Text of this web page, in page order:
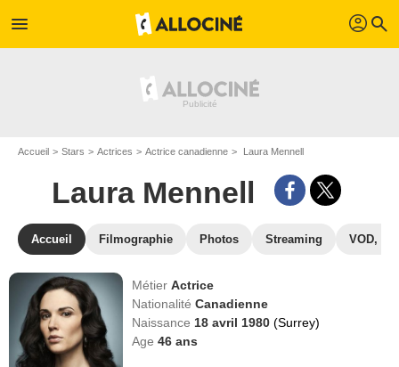
menu profil search
Accueil Stars Actrices Actrice canadienne Laura Mennell
Laura Mennell
Accueil Filmographie Photos Streaming VOD,
MétierActrice
NationalitéCanadienne
Naissance 18 avril 1980(Surrey)
Age46 ans